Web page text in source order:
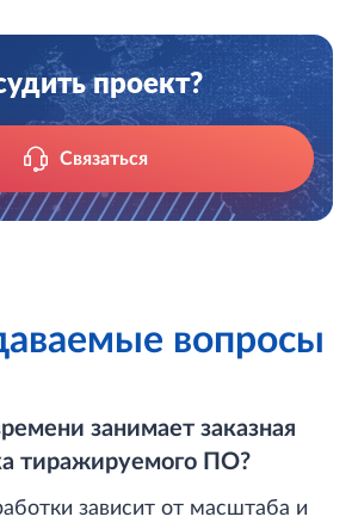
проект?
Связаться
вопросы
занимает заказная
тиражируемого ПО?
зависит от масштаба и